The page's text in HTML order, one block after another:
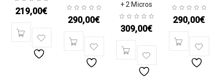
219,00€
290,00€
+ 2 Micros
309,00€
290,00€